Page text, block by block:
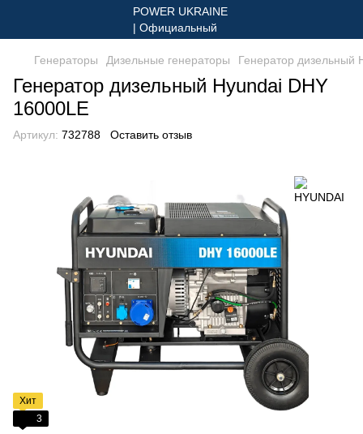
Генераторы Дизельные генераторы Генератор дизельный
Генератор дизельный Hyundai DHY
16000LE
Артикул: 732788 Оставить отзыв
Хит
3